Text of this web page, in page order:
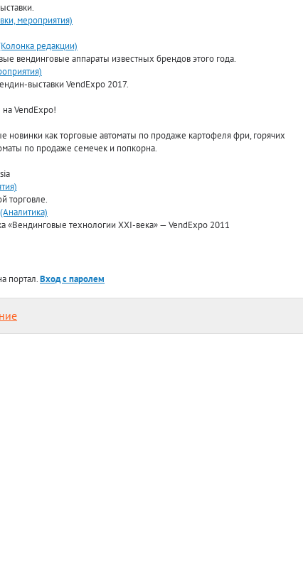
мероприятия)
редакции)
вендинговые аппараты известных брендов этого года.
выставки VendExpo 2017.
VendExpo!
новинки как торговые автоматы по продаже картофеля фри, горячих
по продаже семечек и попкорна.
торговле.
«Вендинговые технологии XXI-века» — VendExpo 2011
портал.Вход с паролем